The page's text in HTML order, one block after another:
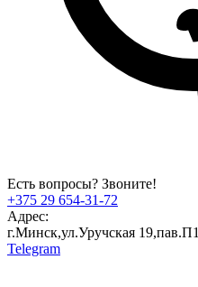
Есть вопросы? Звоните!
+375 29 654-31-72
Адрес:
г.Минск,ул.Уручская 19,пав.П1
Telegram